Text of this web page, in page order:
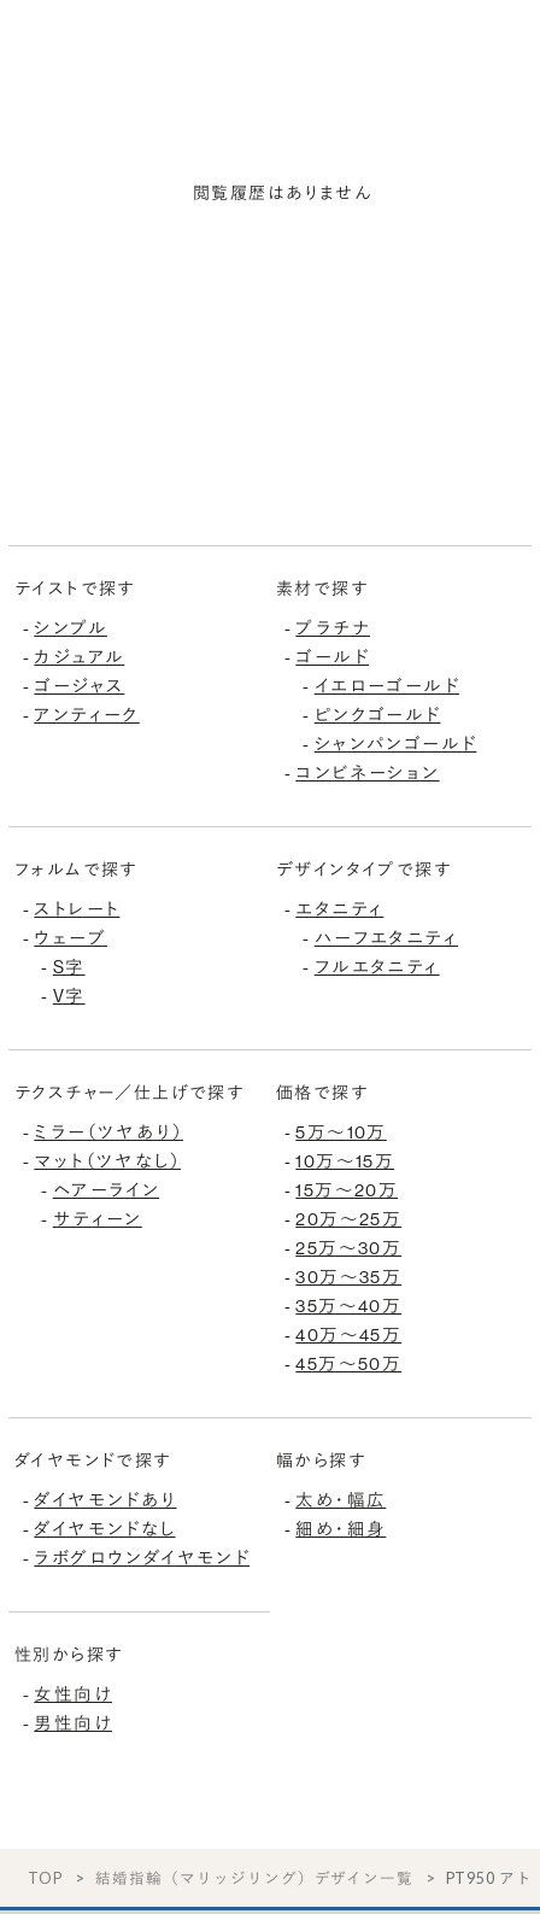
閲覧履歴はありません
テイストで探す
- シンプル
- カジュアル
- ゴージャス
- アンティーク
素材で探す
- プラチナ
- ゴールド
- イエローゴールド
- ピンクゴールド
- シャンパンゴールド
- コンビネーション
フォルムで探す
- ストレート
- ウェーブ
- S字
- V字
デザインタイプで探す
- エタニティ
- ハーフエタニティ
- フルエタニティ
テクスチャー／仕上げで探す
- ミラー（ツヤあり）
- マット（ツヤなし）
- ヘアーライン
- サティーン
価格で探す
-5万〜10万
-10万〜15万
-15万〜20万
-20万〜25万
-25万〜30万
-30万〜35万
-35万〜40万
-40万〜45万
-45万〜50万
ダイヤモンドで探す
-ダイヤモンドあり
-ダイヤモンドなし
- ラボグロウンダイヤモンド
幅から探す
- 太め・幅広
-細め・細身
性別から探す
- 女性向け
- 男性向け
TOP 結婚指輪（マリッジリング）デザイン一覧 PT950 アト